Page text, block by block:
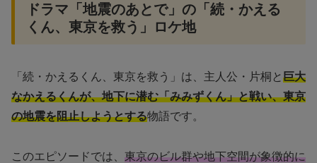
ドラマ「地震のあとで」の「続・かえる
くん、東京を救う」ロケ地
「続・かえるくん、東京を救う」は、主人公・片桐と 巨大
なかえるくんが、地下に潜む「みみずくん」と戦い、東京
の地震を阻止しようとする物語です。
このエピソードでは、 東京のビル群や地下空間が象徴的に